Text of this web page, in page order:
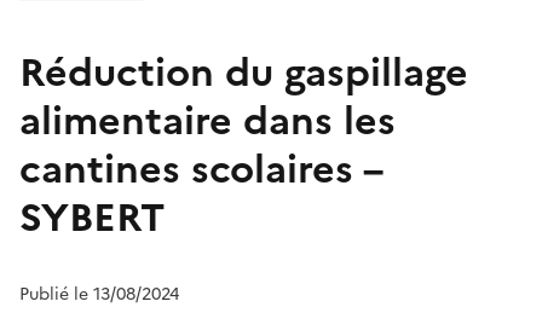
Réduction du gaspillage
alimentaire dans les
cantines scolaires –
SYBERT
Publié le 13/08/2024